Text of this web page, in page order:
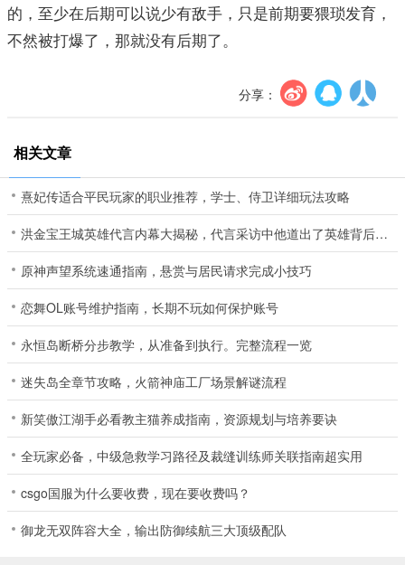
的，至少在后期可以说少有敌手，只是前期要猥琐发育，
不然被打爆了，那就没有后期了。
分享：
相关文章
熹妃传适合平民玩家的职业推荐，学士、侍卫详细玩法攻略
洪金宝王城英雄代言内幕大揭秘，代言采访中他道出了英雄背后的担当
原神声望系统速通指南，悬赏与居民请求完成小技巧
恋舞OL账号维护指南，长期不玩如何保护账号
永恒岛断桥分步教学，从准备到执行。完整流程一览
迷失岛全章节攻略，火箭神庙工厂场景解谜流程
新笑傲江湖手必看教主猫养成指南，资源规划与培养要诀
全玩家必备，中级急救学习路径及裁缝训练师关联指南超实用
csgo国服为什么要收费，现在要收费吗？
御龙无双阵容大全，输出防御续航三大顶级配队